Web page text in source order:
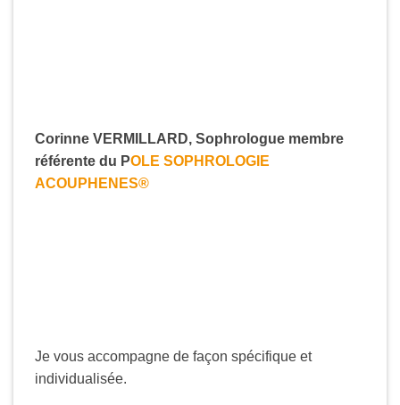
Corinne VERMILLARD, Sophrologue membre
référente du POLE SOPHROLOGIE
ACOUPHENES®
Je vous accompagne de façon spécifique et
individualisée.